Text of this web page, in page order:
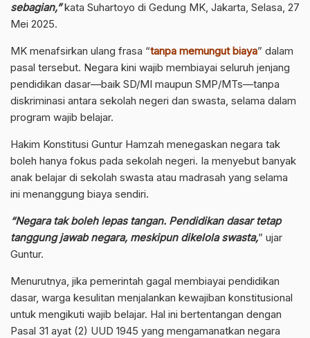
sebagian,”kata Suhartoyo di Gedung MK, Jakarta, Selasa, 27
Mei 2025.
MK menafsirkan ulang frasa “tanpa memungut biaya” dalam
pasal tersebut. Negara kini wajib membiayai seluruh jenjang
pendidikan dasar—baik SD/MI maupun SMP/MTs—tanpa
diskriminasi antara sekolah negeri dan swasta, selama dalam
program wajib belajar.
Hakim Konstitusi Guntur Hamzah menegaskan negara tak
boleh hanya fokus pada sekolah negeri. Ia menyebut banyak
anak belajar di sekolah swasta atau madrasah yang selama
ini menanggung biaya sendiri.
“Negara tak boleh lepas tangan. Pendidikan dasar tetap
tanggung jawab negara, meskipun dikelola swasta,” ujar
Guntur.
Menurutnya, jika pemerintah gagal membiayai pendidikan
dasar, warga kesulitan menjalankan kewajiban konstitusional
untuk mengikuti wajib belajar. Hal ini bertentangan dengan
Pasal 31 ayat (2) UUD 1945 yang mengamanatkan negara